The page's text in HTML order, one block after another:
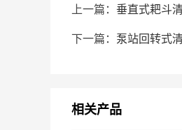
上一篇： 垂直式耙斗
下一篇： 泵站回转式
相关产品